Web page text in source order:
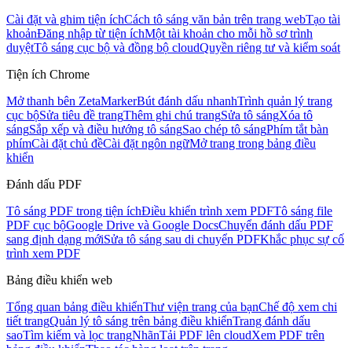
Cài đặt và ghim tiện íchCách tô sáng văn bản trên trang webTạo tài
khoảnĐăng nhập từ tiện íchMột tài khoản cho mỗi hồ sơ trình
duyệtTô sáng cục bộ và đồng bộ cloudQuyền riêng tư và kiểm soát
Tiện ích Chrome
Mở thanh bên ZetaMarkerBút đánh dấu nhanhTrình quản lý trang
cục bộSửa tiêu đề trangThêm ghi chú trangSửa tô sángXóa tô
sángSắp xếp và điều hướng tô sángSao chép tô sángPhím tắt bàn
phímCài đặt chủ đềCài đặt ngôn ngữMở trang trong bảng điều
khiển
Đánh dấu PDF
Tô sáng PDF trong tiện íchĐiều khiển trình xem PDFTô sáng file
PDF cục bộGoogle Drive và Google DocsChuyển đánh dấu PDF
sang định dạng mớiSửa tô sáng sau di chuyển PDFKhắc phục sự cố
trình xem PDF
Bảng điều khiển web
Tổng quan bảng điều khiểnThư viện trang của bạnChế độ xem chi
tiết trangQuản lý tô sáng trên bảng điều khiểnTrang đánh dấu
saoTìm kiếm và lọc trangNhãnTải PDF lên cloudXem PDF trên